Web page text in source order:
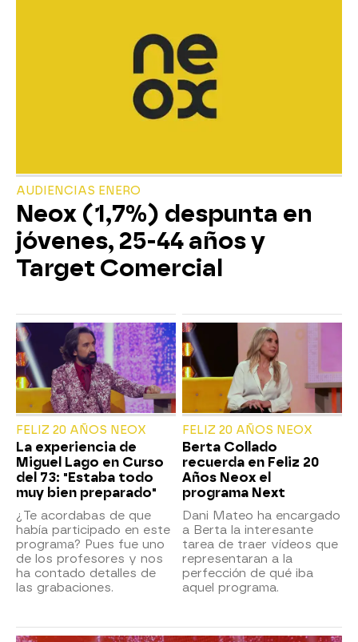
AUDIENCIAS ENERO
Neox (1,7%) despunta en
jóvenes, 25-44 años y
Target Comercial
FELIZ 20 AÑOS NEOX
La experiencia de
Miguel Lago en Curso
del 73: "Estaba todo
muy bien preparado"
¿Te acordabas de que
había participado en este
programa? Pues fue uno
de los profesores y nos
ha contado detalles de
las grabaciones.
FELIZ 20 AÑOS NEOX
Berta Collado
recuerda en Feliz 20
Años Neox el
programa Next
Dani Mateo ha encargado
a Berta la interesante
tarea de traer vídeos que
representaran a la
perfección de qué iba
aquel programa.